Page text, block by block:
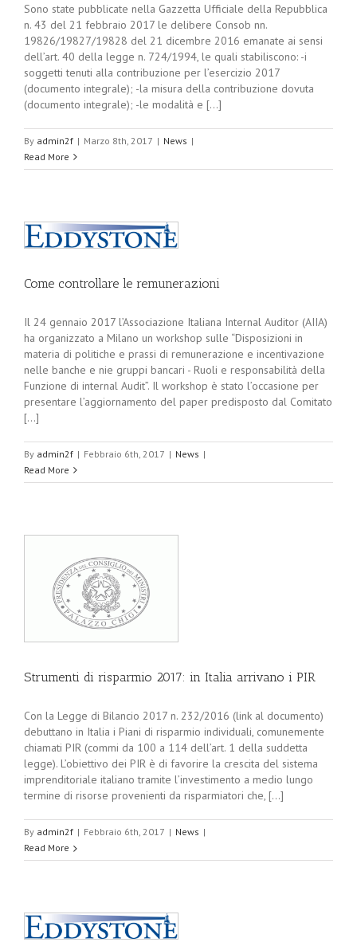
Sono state pubblicate nella Gazzetta Ufficiale della Repubblica
n. 43 del 21 febbraio 2017 le delibere Consob nn.
19826/19827/19828 del 21 dicembre 2016 emanate ai sensi
dell’art. 40 della legge n. 724/1994, le quali stabiliscono: -i
soggetti tenuti alla contribuzione per l’esercizio 2017
(documento integrale); -la misura della contribuzione dovuta
(documento integrale); -le modalità e [...]
By admin2f | Marzo 8th, 2017 | News |
Read More
Come controllare le remunerazioni
Il 24 gennaio 2017 l’Associazione Italiana Internal Auditor (AIIA)
ha organizzato a Milano un workshop sulle “Disposizioni in
materia di politiche e prassi di remunerazione e incentivazione
nelle banche e nie gruppi bancari - Ruoli e responsabilità della
Funzione di internal Audit”. Il workshop è stato l’occasione per
presentare l’aggiornamento del paper predisposto dal Comitato
[...]
By admin2f | Febbraio 6th, 2017 | News |
Read More
Strumenti di risparmio 2017: in Italia arrivano i PIR
Con la Legge di Bilancio 2017 n. 232/2016 (link al documento)
debuttano in Italia i Piani di risparmio individuali, comunemente
chiamati PIR (commi da 100 a 114 dell’art. 1 della suddetta
legge). L’obiettivo dei PIR è di favorire la crescita del sistema
imprenditoriale italiano tramite l’investimento a medio lungo
termine di risorse provenienti da risparmiatori che, [...]
By admin2f | Febbraio 6th, 2017 | News |
Read More